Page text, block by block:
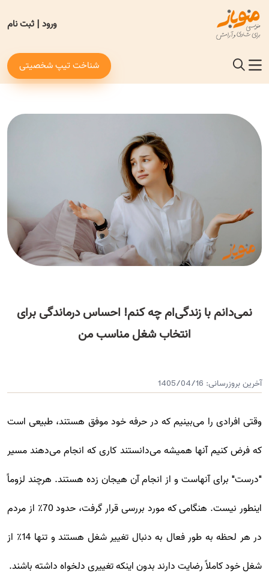
ورود| ثبت نام
شناخت تیپ شخصیتی
نمی‌دانم با زندگی‌ام چه کنم! احساس درماندگی برای
انتخاب شغل مناسب من
آخرین بروزرسانی: 1405/04/16
وقتی افرادی را می‌بینیم که در حرفه خود موفق هستند، طبیعی است
که فرض کنیم آنها همیشه می‌دانستند کاری که انجام می‌دهند مسیر
"درست" برای آنهاست و از انجام آن هیجان زده هستند. هرچند لزوماً
اینطور نیست. هنگامی که مورد بررسی قرار گرفت، حدود 70٪ از مردم
در هر لحظه به طور فعال به دنبال تغییر شغل هستند و تنها 14٪ از
شغل خود کاملاً رضایت دارند بدون اینکه تغییری دلخواه داشته باشند.